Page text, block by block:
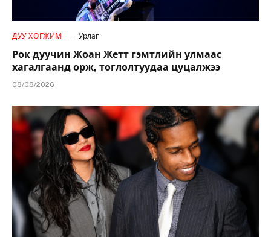
ДУУ ХӨГЖИМ Урлаг
Рок дуучин Жоан Жетт гэмтлийн улмаас
хагалгаанд орж, тоглолтуудаа цуцалжээ
08/08/2026